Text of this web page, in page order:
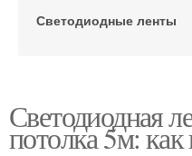
Светодиодные ленты
потолке
Светодиодная
потолка 5м: